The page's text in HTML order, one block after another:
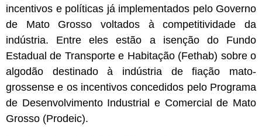
incentivos e políticas já implementados pelo Governo
de Mato Grosso voltados à competitividade da
indústria. Entre eles estão a isenção do Fundo
Estadual de Transporte e Habitação (Fethab) sobre o
algodão destinado à indústria de fiação mato-
grossense e os incentivos concedidos pelo Programa
de Desenvolvimento Industrial e Comercial de Mato
Grosso (Prodeic).